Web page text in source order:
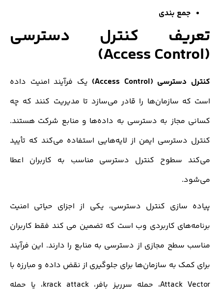
بندی
کنترل دسترسی
دسترسی(Access Control)
یک فرآیند امنیت داده
سازمان‌ها را قادر می‌سازد تا مدیریت کنند که چه
به دسترسی به داده‌ها و منابع شرکت هستند.
ایمن از لایه‌هایی استفاده می‌کند که تأیید
سطوح کنترل دسترسی مناسب به کاربران اعطا
کنترل دسترسی، یکی از اجزای حیاتی امنیت
کاربردی وب است که تضمین می کند فقط کاربران
مجازی از دسترسی به منابع را دارند. این فرآیند
به سازمان‌ها برای جلوگیری از نقض داده و مبارزه با
Attack Vector، حمله سرریز بافر، krack attack، یا حمله